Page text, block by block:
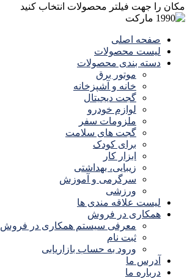
مکان را جهت فیلتر محصولات انتخاب کنید
صفحه اصلی
لیست محصولات
دسته بندی محصولات
موتور برق
خانه و آشپزخانه
گجت دیجیتال
لوازم خودرو
ملزومات سفر
گجت های سلامت
برای کودک
ابزار کار
زیبایی، بهداشتی
سرگرمی و آموزش
ورزشی
لیست علاقه مندی ها
همکاری در فروش
معرفی سیستم همکاری در فروش
ثبت نام
ورود به حساب بازاریابی
آدرس ما
درباره ما